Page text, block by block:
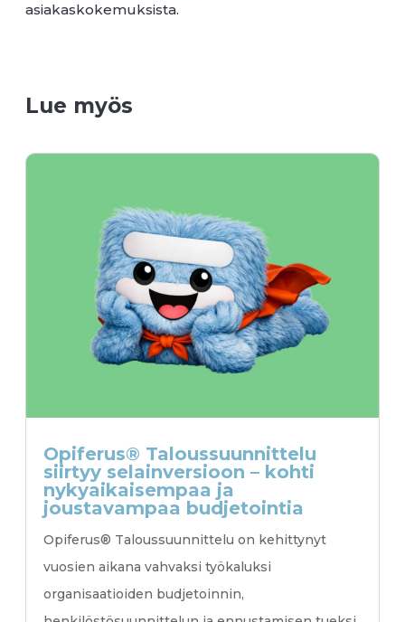
asiakaskokemuksista.
Lue myös
Opiferus® Taloussuunnittelu
siirtyy selainversioon – kohti
nykyaikaisempaa ja
joustavampaa budjetointia
Opiferus® Taloussuunnittelu on kehittynyt
vuosien aikana vahvaksi työkaluksi
organisaatioiden budjetoinnin,